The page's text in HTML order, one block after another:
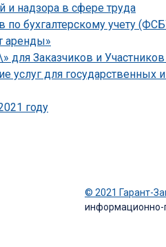
и надзора в сфере труда
бухгалтерскому учету
аренды»
Заказчиков и
услуг для
году
© 2021 Гарант-
информационно-